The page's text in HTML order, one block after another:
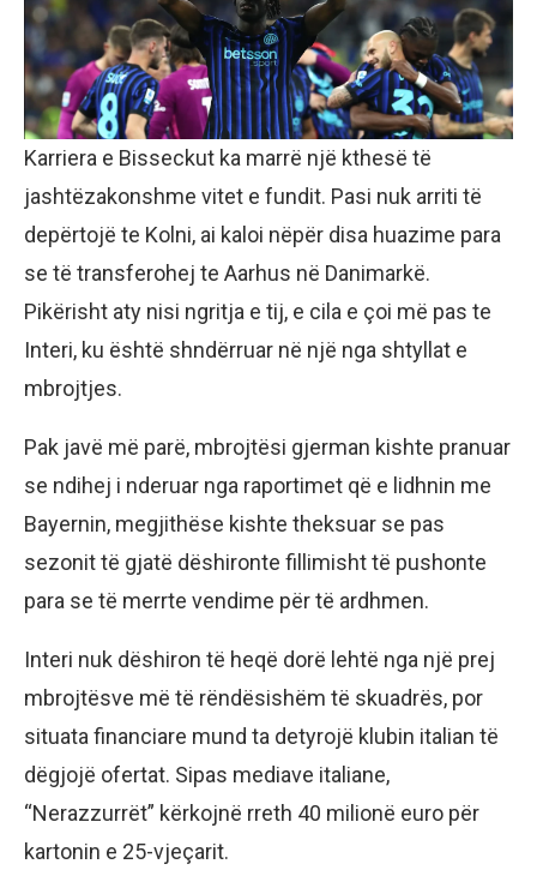
Karriera e Bisseckut ka marrë një kthesë të
jashtëzakonshme vitet e fundit. Pasi nuk arriti të
depërtojë te Kolni, ai kaloi nëpër disa huazime para
se të transferohej te Aarhus në Danimarkë.
Pikërisht aty nisi ngritja e tij, e cila e çoi më pas te
Interi, ku është shndërruar në një nga shtyllat e
mbrojtjes.
Pak javë më parë, mbrojtësi gjerman kishte pranuar
se ndihej i nderuar nga raportimet që e lidhnin me
Bayernin, megjithëse kishte theksuar se pas
sezonit të gjatë dëshironte fillimisht të pushonte
para se të merrte vendime për të ardhmen.
Interi nuk dëshiron të heqë dorë lehtë nga një prej
mbrojtësve më të rëndësishëm të skuadrës, por
situata financiare mund ta detyrojë klubin italian të
dëgjojë ofertat. Sipas mediave italiane,
“Nerazzurrët” kërkojnë rreth 40 milionë euro për
kartonin e 25-vjeçarit.